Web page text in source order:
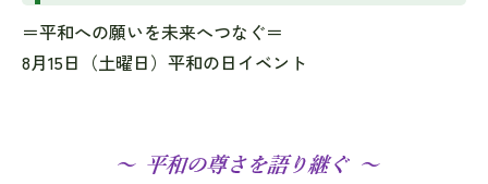
＝平和への願いを未来へつなぐ＝
8月15日（土曜日）平和の日イベント